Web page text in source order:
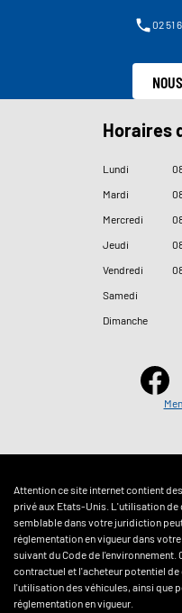
02 51
Horaires
Lundi
Mardi
Mercredi
Jeudi
Vendredi
Samedi
Dimanche
Attention ce site internet contient
privé aux Etats-Unis. L'utilisation de
semblable dans votre juridiction
réglementation en vigueur dans
suivant du Code de
contractuel et l'acheteur potentiel
l'utilisation des véhicules, ainsi que
réglementation en vigueur.